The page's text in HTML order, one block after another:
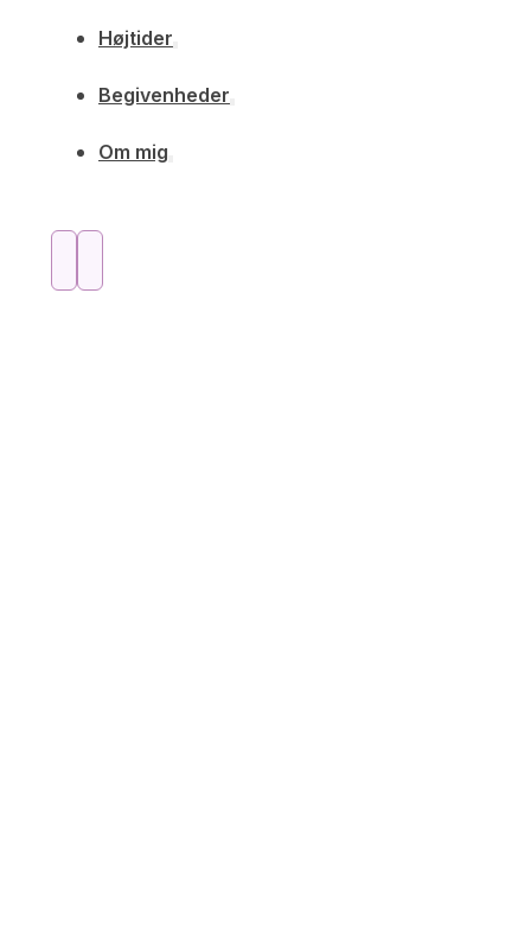
Højtider
Begivenheder
Om mig